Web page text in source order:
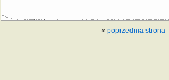
«poprzednia strona